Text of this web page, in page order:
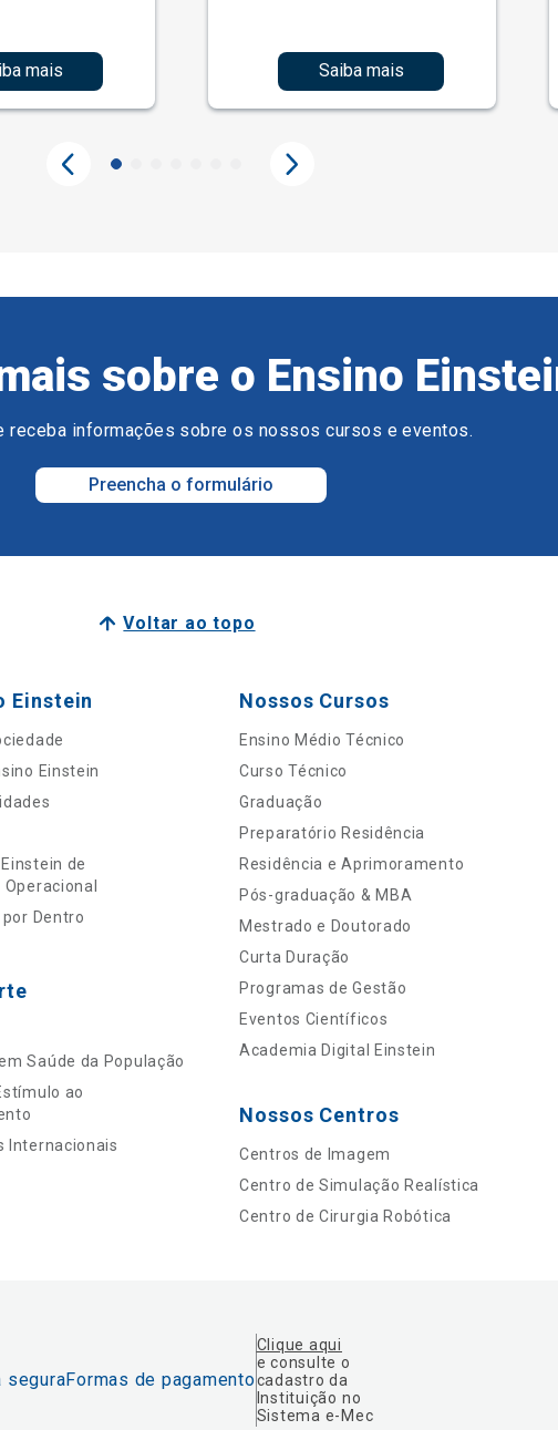
mais Saiba mais
sobre o Ensino
receba informações sobre os nossos cursos e eventos.
Preencha o formulário
Voltar ao topo
Einstein
Einstein
de
por Dentro
Saúde da População
ao
Internacionais
Nossos Cursos
Ensino Médio Técnico
Curso Técnico
Graduação
Preparatório Residência
Residência e Aprimoramento
Pós-graduação & MBA
Mestrado e Doutorado
Curta Duração
Programas de Gestão
Eventos Científicos
Academia Digital Einstein
Nossos Centros
Centros de Imagem
Centro de Simulação Realística
Centro de Cirurgia Robótica
seguraFormas de pagamento
Clique aqui
e consulte o
cadastro da
Instituição no
Sistema e-Mec